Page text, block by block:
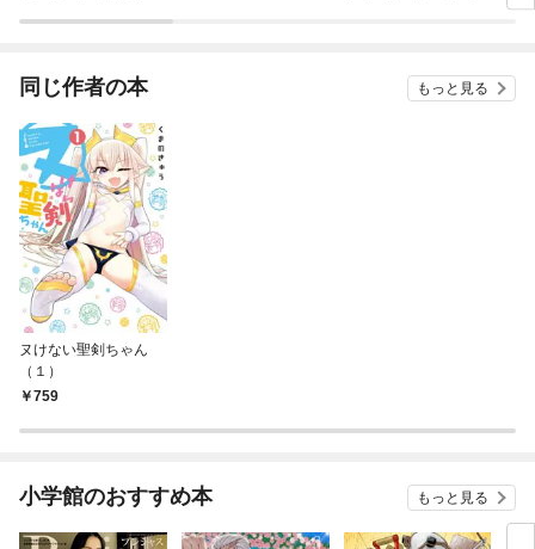
ー‐
同じ作者の本 もっと見る
ヌけない聖剣ちゃん
（１）
759
小学館のおすすめ本 もっと見る